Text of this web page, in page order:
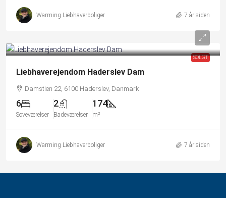
Warming Liebhaverboliger 7 år siden
SOLGT
Liebhaverejendom Haderslev Dam
Damstien 22, 6100 Haderslev, Danmark
6
Soveværelser
2
Badeværelser
174
m²
Warming Liebhaverboliger 7 år siden